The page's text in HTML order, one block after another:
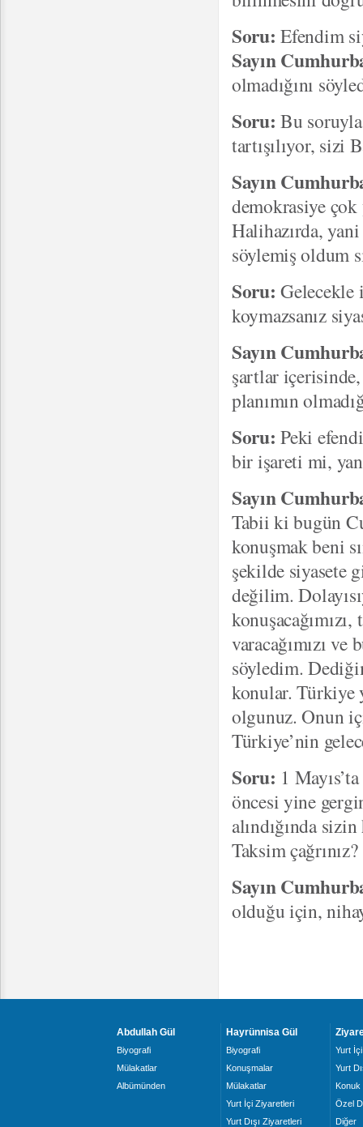
Soru: Efendim
Sayın
olmadığını
Soru:Bu
tartışılıyor, sizi
Sayın
demokrasiye
Halihazırda,
söylemiş oldum
Soru:Gelecekle
koymazsanız
Sayın
şartlar
planımın
Soru:Peki
bir işareti mi,
Sayın
Tabii ki bugün
konuşmak beni
şekilde siyasete
değilim.
varacağımızı
söyledim.
konular. Türkiye
olgunuz. Onun
Türkiye’nin
Soru: 1
öncesi yine
alındığında
Taksim çağrınız?
Sayın
olduğu için,
Abdullah Gül
Biyografi
Mülakatlar
Albümünden
Hayrünnisa Gül
Biyografi
Konuşmalar
Mülakatlar
Yurt İçi Ziyaretleri
Yurt Dışı Ziyaretleri
Yurt İçi
Yurt
Konuk
Özel
Diğer